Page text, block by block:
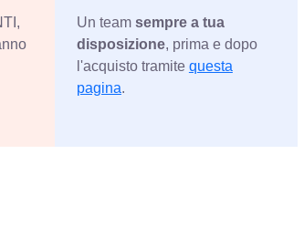
Un team sempre a tua
disposizione, prima e dopo
l'acquisto tramite questa
pagina.